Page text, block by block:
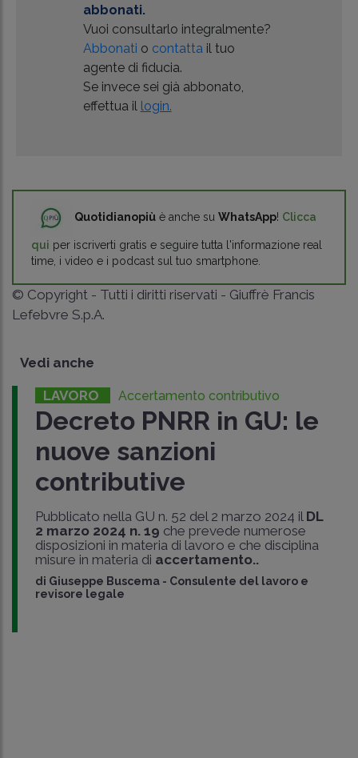
abbonati.
Vuoi consultarlo integralmente?
Abbonati o contattail tuo
agente di fiducia.
Se invece sei già abbonato,
effettua il login.
Quotidianopiù è anche su WhatsApp! Clicca
qui per iscriverti gratis e seguire tutta l'informazione real
time, i video e i podcast sul tuo smartphone.
© Copyright - Tutti i diritti riservati - Giuffrè Francis
Lefebvre S.p.A.
Vedi anche
LAVORO Accertamento contributivo
Decreto PNRR in GU: le
nuove sanzioni
contributive
Pubblicato nella GU n. 52 del 2 marzo 2024 il DL
2 marzo 2024 n. 19 che prevede numerose
disposizioni in materia di lavoro e che disciplina
misure in materia di accertamento..
di Giuseppe Buscema - Consulente del lavoro e
revisore legale